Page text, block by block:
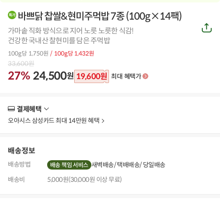
바쁘닭 찹쌀&현미주먹밥 7종 (100g×14팩)
가마솥 직화 방식으로 지어 노릇 노릇한 식감!
건강한 국내산 찰현미를 담은 주먹밥
100g당 1,750원 / 100g당 1,432원
33,600원
27% 24,500원 19,600원 최대 혜택가
공
유
결제혜택
보
오아시스 삼성카드 최대 14만원 혜택
배송정보
배송방법 배송 책임 서비스 새벽배송 택배배송 당일배송
배송비
5,000원(30,000원 이상 무료)